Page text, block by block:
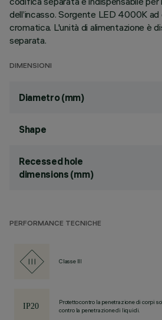
dell’incasso. Sorgente LED 4000K
cromatica. L'unità di alimentazione è
separata.
DIMENSIONI
Diametro (mm)
Shape
Recessed hole
dimensions (mm)
PERFORMANCE TECNICHE
Classe III
Protetto contro la penetrazione di corpi
contro la penetrazione di liquidi.